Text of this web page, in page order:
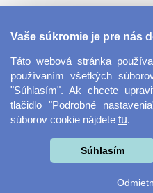
Navrhni si vlastnú
Si hráčom počítačových
screenshotom z hier
motívmi sú veľmi
Vaše súkromie je pre nás
Táto webová stránka
používaním všetkých
"Súhlasím". Ak chcete
tlačidlo "Podrobné
súborov cookie nájdete tu.
Súhlasím